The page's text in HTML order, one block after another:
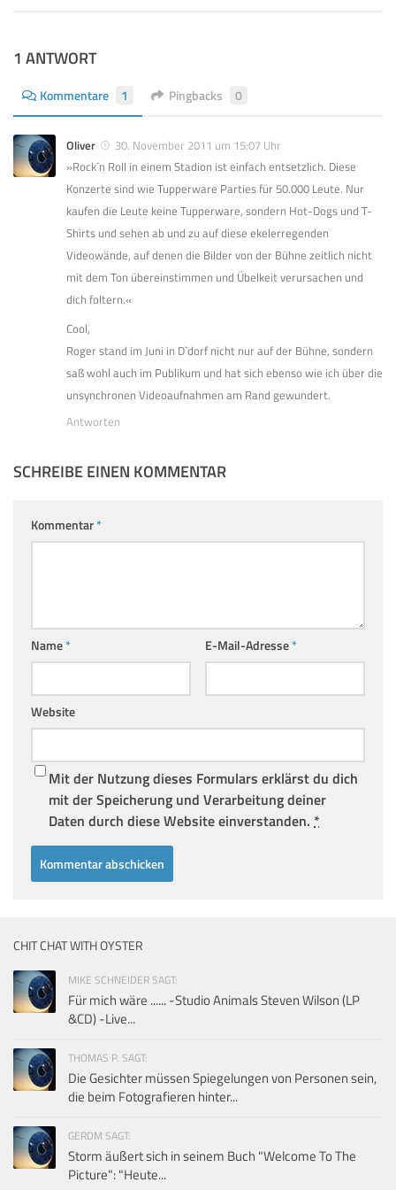
1 ANTWORT
Kommentare 1 Pingbacks 0
Oliver
30. November 2011 um 15:07 Uhr
»Rock´n Roll in einem Stadion ist einfach entsetzlich. Diese
Konzerte sind wie Tupperware Parties für 50.000 Leute. Nur
kaufen die Leute keine Tupperware, sondern Hot-Dogs und T-
Shirts und sehen ab und zu auf diese ekelerregenden
Videowände, auf denen die Bilder von der Bühne zeitlich nicht
mit dem Ton übereinstimmen und Übelkeit verursachen und
dich foltern.«
Cool,
Roger stand im Juni in D`dorf nicht nur auf der Bühne, sondern
saß wohl auch im Publikum und hat sich ebenso wie ich über die
unsynchronen Videoaufnahmen am Rand gewundert.
Antworten
SCHREIBE EINEN KOMMENTAR
Kommentar*
Name* E-Mail-Adresse*
Website
Mit der Nutzung dieses Formulars erklärst du dich
mit der Speicherung und Verarbeitung deiner
Daten durch diese Website einverstanden. *
CHIT CHAT WITH OYSTER
MIKE SCHNEIDER SAGT:
Für mich wäre ...... -Studio Animals Steven Wilson (LP
&CD) -Live...
THOMAS P. SAGT:
Die Gesichter müssen Spiegelungen von Personen sein,
die beim Fotografieren hinter...
GERDM SAGT:
Storm äußert sich in seinem Buch "Welcome To The
Picture": "Heute...